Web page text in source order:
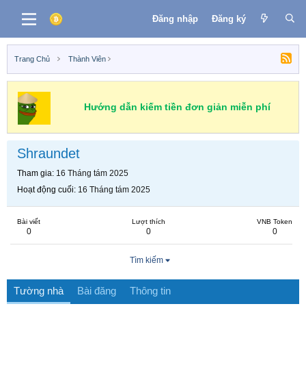
Đăng nhập Đăng ký
Trang Chủ Thành Viên
Hướng dẫn kiếm tiền đơn giản miễn phí
Shraundet
Tham gia 16 Tháng tám 2025
Hoạt động cuối 16 Tháng tám 2025
Bài viết
0
Lượt thích
0
VNB Token
0
Tìm kiếm
Tường nhà Bài đăng Thông tin